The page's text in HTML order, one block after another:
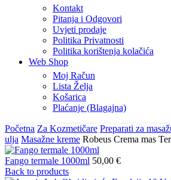
Kontakt
Pitanja i Odgovori
Uvjeti prodaje
Politika Privatnosti
Politika korištenja kolačića
Web Shop
Moj Račun
Lista Želja
Košarica
Plaćanje (Blagajna)
Početna Za Kozmetičare Preparati za
ulja Masažne kreme Robeus Crema mas
Fango termale 1000ml 50,00 €
Back to products